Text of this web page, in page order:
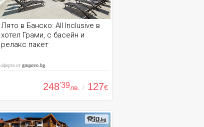
Лято в Банско: All Inclusive в
хотел Грами, с басейн и
релакс пакет
оферта от grupovo.bg
248'39лв. / 127€